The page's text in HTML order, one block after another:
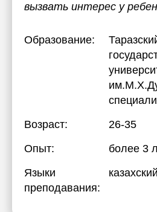
вызвать интерес у
Образование:
Возраст:
26-35
Опыт:
более 3
Языки
преподавания:
казахский